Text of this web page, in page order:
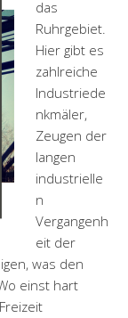
das
Ruhrgebiet.
Hier gibt es
zahlreiche
Industriede
nkmäler,
Zeugen der
langen
industrielle
n
Vergangenh
eit der
was den
einst hart